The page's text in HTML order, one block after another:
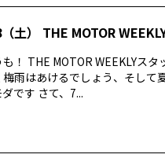
土） THE MOTOR
！ THE MOTOR WEEKLYス
雨はあけるでしょう、そして
です さて、7...